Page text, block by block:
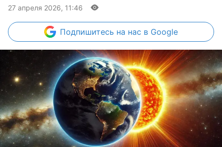
27 апреля 2026, 11:46
Подпишитесь на нас в Google